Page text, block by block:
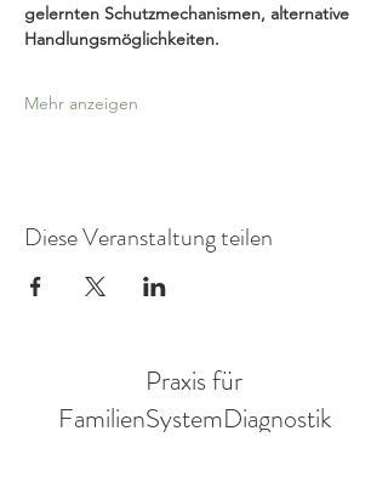
gelernten Schutzmechanismen, alternative
Handlungsmöglichkeiten.
Mehr anzeigen
Diese Veranstaltung teilen
Praxis für
FamilienSystemDiagnostik